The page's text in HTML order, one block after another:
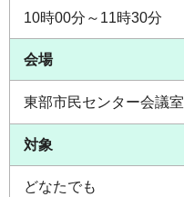
10時00分～11時30分
会場
東部市民センター会議室
対象
どなたでも